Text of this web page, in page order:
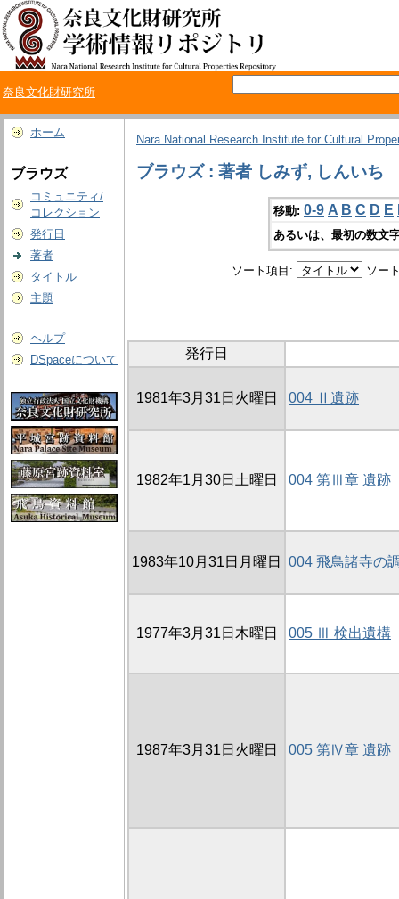
奈良文化財研究所
ホーム
ブラウズ
コミュニティ/
コレクション
発行日
著者
タイトル
主題
ヘルプ
DSpaceについて
Nara National Research Institute for Cultural
ブラウズ : 著者 しみず, しんいち
移動: 0-9 A B C D E
あるいは、最初の数文
ソート項目: ソー
発行日
1981年3月31日火曜日 004 Ⅱ遺跡
1982年1月30日土曜日 004 第Ⅲ章 遺跡
1983年10月31日月曜日 004 飛鳥諸寺の
1977年3月31日木曜日 005 Ⅲ 検出遺構
1987年3月31日火曜日 005 第Ⅳ章 遺跡